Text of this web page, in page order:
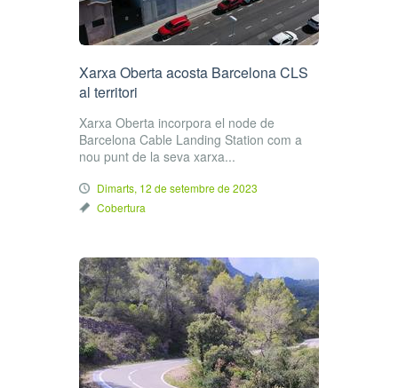
Xarxa Oberta acosta Barcelona CLS
al territori
Xarxa Oberta incorpora el node de
Barcelona Cable Landing Station com a
nou punt de la seva xarxa...
Dimarts, 12 de setembre de 2023
Cobertura